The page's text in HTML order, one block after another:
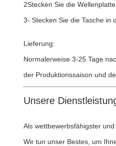
2Stecken Sie die
3- Stecken Sie die Tasche in
Lieferung:
Normalerweise 3-25 Tage
der Produktionssaison und
Unsere
Als wettbewerbsfähigster
Wir tun unser Bestes, um